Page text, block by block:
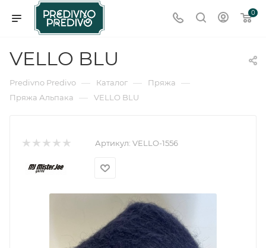
0
VELLO BLU
Predivno Predivo — Каталог — Пряжа —
Пряжа Альпака — VELLO BLU
Артикул: VELLO-1556